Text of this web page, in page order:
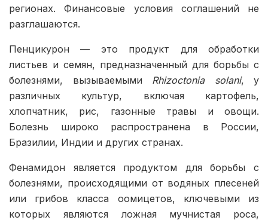
регионах. Финансовые условия соглашений не
разглашаются.
Пенцикурон — это продукт для обработки
листьев и семян, предназначенный для борьбы с
болезнями, вызываемыми Rhizoctonia solani, у
различных культур, включая картофель,
хлопчатник, рис, газонные травы и овощи.
Болезнь широко распространена в России,
Бразилии, Индии и других странах.
Фенамидон является продуктом для борьбы с
болезнями, происходящими от водяных плесеней
или грибов класса оомицетов, ключевыми из
которых являются ложная мучнистая роса,